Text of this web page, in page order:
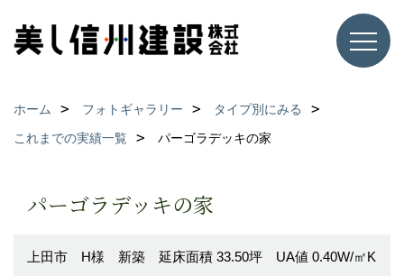
ホーム フォトギャラリー
タイプ別にみる
これまでの実績一覧
パーゴラデッキの家
パーゴラデッキの家
上田市 H様 新築 延床面積 33.50坪 UA値 0.40W/㎡K